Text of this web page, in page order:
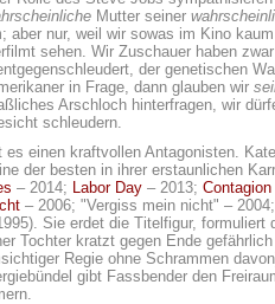
Mutter seiner
nur, weil wir sowas im Kino
sehen. Wir Zuschauer haben
der genetischen
in Frage, dann glauben wir
Arschloch hinterfragen, wir
schleudern.
einen kraftvollen Antagonisten.
der besten in ihrer erstaunlichen
– 2014; Labor Day – 2013; Contagion
– 2006; "Vergiss mein nicht" – 2004;
Sie erdet die Titelfigur, formuliert
Tochter kratzt gegen Ende gefährlich
Regie ohne Schrammen
gibt Fassbender den